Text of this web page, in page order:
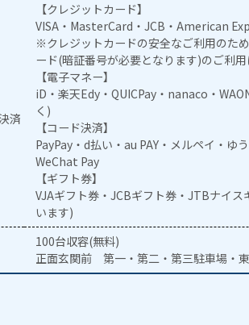
済
【クレジットカード】
VISA・MasterCard・JCB・American
※クレジットカードの安全なご利用のた
ード(暗証番号が必要となります)のご利用
【電子マネー】
iD・楽天Edy・QUICPay・nanaco・
く)
【コード決済】
PayPay・d払い・au PAY・メルペイ・ゆ
WeChat Pay
【ギフト券】
VJAギフト券・JCBギフト券・JTBナイ
います)
100台収容(無料)
正面玄関前 第一・第二・第三駐車場・